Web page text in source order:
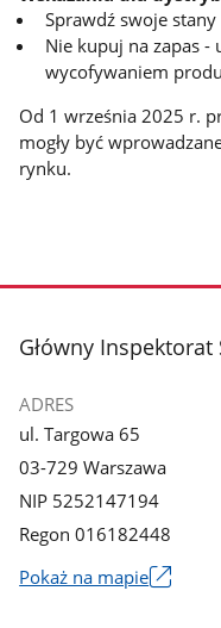
Sprawdź swoje
Nie kupuj na zapas -
wycofywaniem
Od 1 września 2025 r.
mogły być
rynku.
stopka
Główny
ADRES
ul. Targowa 65
03-729 Warszawa
NIP 5252147194
Regon 016182448
Pokaż na mapie